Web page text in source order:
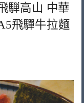
騨高山 中華
飛驒牛拉麵